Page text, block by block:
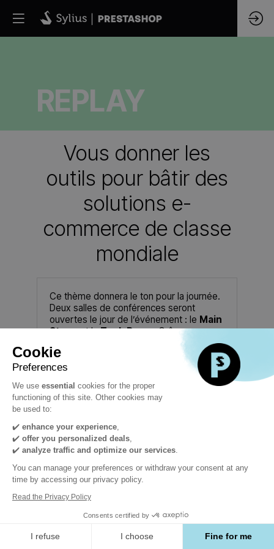
REPLAY
Vous donner les
outils pour bâtir des
solutions e-
commerce de classe
mondiale
Ce thème donnera le ton pour la journée.
Deux salles de conférences seront
ouvertes le jour de l’événement : le Main
Stageet laTech Room. Grâce au
les participants en
ligne pourront suivre en direct les
conférences du Main Stage
(en
français ou en anglais selon l’intervenant),
avec des sous-titres disponibles en
35 languespour profiter pleinement de
l'expérience, où que vous soyez.
Toutes les
Sessions en replay
Cookie
Preferences
We use essential cookies for the proper
functioning of this site. Other cookies may
be used to:
✔️ enhance your experience,
✔️ offer you personalized deals,
✔️ analyze traffic and optimize our services.
You can manage your preferences or withdraw your consent at any
time by accessing our privacy policy.
Read the Privacy Policy
Consents certified by
I refuse I choose Fine for me